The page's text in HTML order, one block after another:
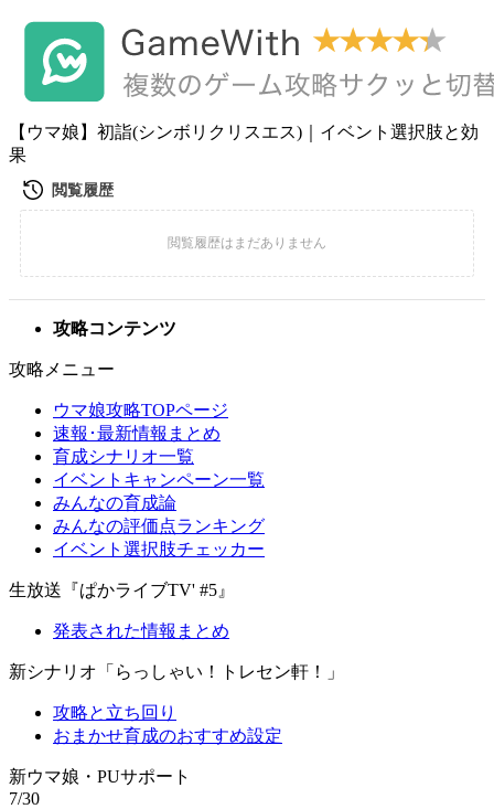
【ウマ娘】初詣(シンボリクリスエス)｜イベント選択肢と効
果
攻略コンテンツ
攻略メニュー
ウマ娘攻略TOPページ
速報･最新情報まとめ
育成シナリオ一覧
イベントキャンペーン一覧
みんなの育成論
みんなの評価点ランキング
イベント選択肢チェッカー
生放送『ぱかライブTV' #5』
発表された情報まとめ
新シナリオ「らっしゃい！トレセン軒！」
攻略と立ち回り
おまかせ育成のおすすめ設定
新ウマ娘・PUサポート
7/30